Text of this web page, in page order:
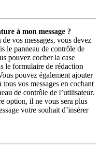
à mon message ?
vos messages, vous devez
le panneau de contrôle de
pouvez cocher la case
le formulaire de rédaction
pouvez également ajouter
vos messages en cochant
de contrôle de l’utilisateur.
option, il ne vous sera plus
votre souhait d’insérer